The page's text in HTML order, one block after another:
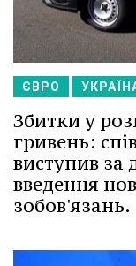
ЄВРО
Збитки у
гривень:
виступив за
введення
зобов'язань.